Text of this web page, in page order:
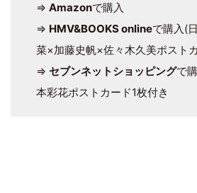
⇒ Amazonで購入
⇒ HMV&BOOKS onlineで購入(
菜×加藤史帆×佐々木久美ポスト
⇒ セブンネットショッピングで
本彩花ポストカード1枚付き